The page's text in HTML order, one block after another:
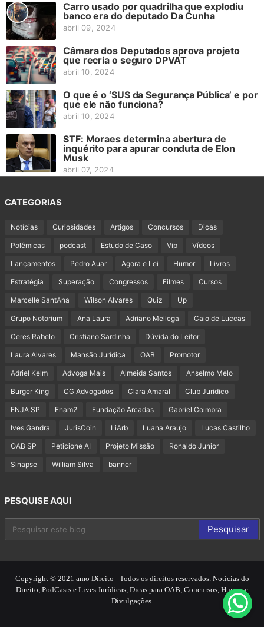
Carro usado por quadrilha que explodiu
banco era do deputado Da Cunha
abril 09, 2024
Câmara dos Deputados aprova projeto
que recria o seguro DPVAT
abril 10, 2024
O que é o ‘SUS da Segurança Pública’ e por
que ele não funciona?
abril 10, 2024
STF: Moraes determina abertura de
inquérito para apurar conduta de Elon
Musk
abril 07, 2024
CATEGORIAS
Notícias Curiosidades Artigos Concursos Dicas
Polêmicas podcast Estudo de Caso Vip Vídeos
Lançamentos Pedro Auar Agora e Lei Humor Livros
Estratégia Superação Congressos Filmes Cursos
Marcelle SantAna Wilson Alvares Quiz Up
Grupo Notorium Ana Laura Adriano Mellega Caio de Luccas
Ceres Rabelo Cristiano Sardinha Dúvida do Leitor
Laura Alvares Mansão Jurídica OAB Promotor
Adriel Kelm Advoga Mais Almeida Santos Anselmo Melo
Burger King CG Advogados Clara Amaral Club Juridico
ENJA SP Enam2 Fundação Arcadas Gabriel Coimbra
Ives Gandra JurisCoin LiArb Luana Araujo Lucas Castilho
OAB SP Peticione AI Projeto Missão Ronaldo Junior
Sinapse William Silva banner
PESQUISE AQUI
Copyright © 2021 amo Direito - Todos os direitos reservados. Notícias do
Direito, PodCasts e Lives Jurídicas, Dicas para OAB, Concursos, Humor e
Divulgações.